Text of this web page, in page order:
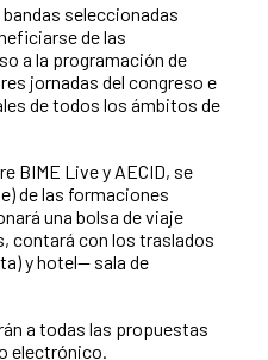
seleccionadas
de las
a la programación de
jornadas del congreso e
de todos los ámbitos de
BIME Live y AECID, se
de las formaciones
una bolsa de viaje
contará con los traslados
y hotel— sala de
a todas las propuestas
electrónico.